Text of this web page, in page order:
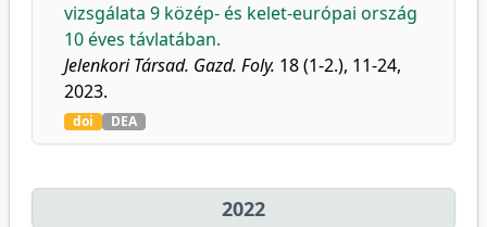
vizsgálata 9 közép- és kelet-európai ország
10 éves távlatában.
Jelenkori Társad. Gazd. Foly. 18 (1-2.), 11-24,
2023.
doi DEA
2022